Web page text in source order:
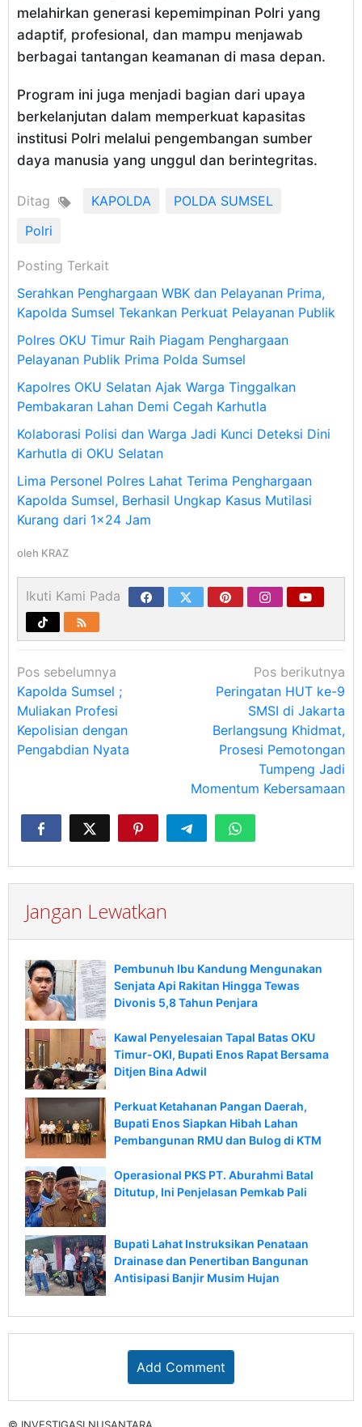
melahirkan generasi kepemimpinan Polri yang
adaptif, profesional, dan mampu menjawab
berbagai tantangan keamanan di masa depan.
Program ini juga menjadi bagian dari upaya
berkelanjutan dalam memperkuat kapasitas
institusi Polri melalui pengembangan sumber
daya manusia yang unggul dan berintegritas.
Ditag KAPOLDA
POLDA SUMSEL
Polri
Posting Terkait
Serahkan Penghargaan WBK dan Pelayanan Prima,
Kapolda Sumsel Tekankan Perkuat Pelayanan Publik
Polres OKU Timur Raih Piagam Penghargaan
Pelayanan Publik Prima Polda Sumsel
Kapolres OKU Selatan Ajak Warga Tinggalkan
Pembakaran Lahan Demi Cegah Karhutla
Kolaborasi Polisi dan Warga Jadi Kunci Deteksi Dini
Karhutla di OKU Selatan
Lima Personel Polres Lahat Terima Penghargaan
Kapolda Sumsel, Berhasil Ungkap Kasus Mutilasi
Kurang dari 1×24 Jam
oleh KRAZ
Ikuti Kami Pada
Navigasi
pos
Pos sebelumnya
Kapolda Sumsel ;
Muliakan Profesi
Kepolisian dengan
Pengabdian Nyata
Pos berikutnya
Peringatan HUT ke-9
SMSI di Jakarta
Berlangsung Khidmat,
Prosesi Pemotongan
Tumpeng Jadi
Momentum Kebersamaan
Jangan Lewatkan
Pembunuh Ibu Kandung Mengunakan
Senjata Api Rakitan Hingga Tewas
Divonis 5,8 Tahun Penjara
Kawal Penyelesaian Tapal Batas OKU
Timur-OKI, Bupati Enos Rapat Bersama
Ditjen Bina Adwil
Perkuat Ketahanan Pangan Daerah,
Bupati Enos Siapkan Hibah Lahan
Pembangunan RMU dan Bulog di KTM
Operasional PKS PT. Aburahmi Batal
Ditutup, Ini Penjelasan Pemkab Pali
Bupati Lahat Instruksikan Penataan
Drainase dan Penertiban Bangunan
Antisipasi Banjir Musim Hujan
Add Comment